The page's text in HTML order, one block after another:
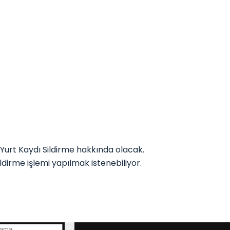
Kaydı Sildirme hakkında olacak.
işlemi yapılmak istenebiliyor.